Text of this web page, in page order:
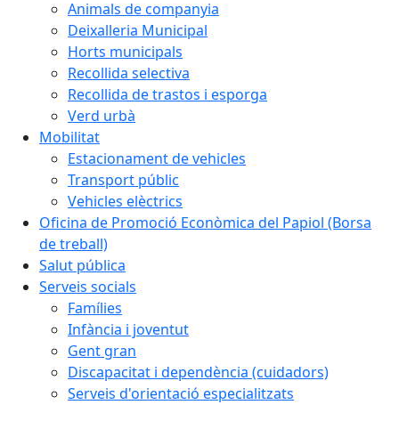
Animals de companyia
Deixalleria Municipal
Horts municipals
Recollida selectiva
Recollida de trastos i esporga
Verd urbà
Mobilitat
Estacionament de vehicles
Transport públic
Vehicles elèctrics
Oficina de Promoció Econòmica del Papiol (Borsa
de treball)
Salut pública
Serveis socials
Famílies
Infància i joventut
Gent gran
Discapacitat i dependència (cuidadors)
Serveis d'orientació especialitzats